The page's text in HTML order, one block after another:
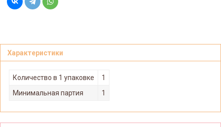
Характеристики
Количество в 1 упаковке
1
Минимальная партия
1